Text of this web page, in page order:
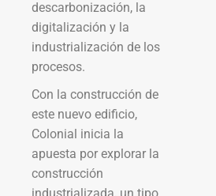
descarbonización, la
digitalización y la
industrialización de los
procesos.
Con la construcción de
este nuevo edificio,
Colonial inicia la
apuesta por explorar la
construcción